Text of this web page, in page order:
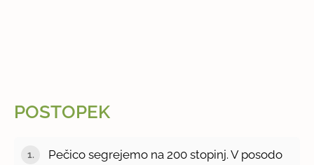
POSTOPEK
Pečico segrejemo na 200 stopinj. V posodo